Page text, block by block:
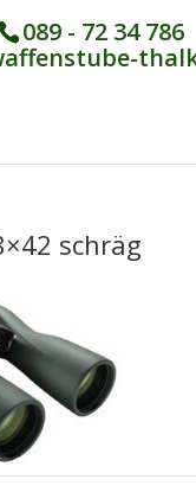
089 - 72 34 786
schräg